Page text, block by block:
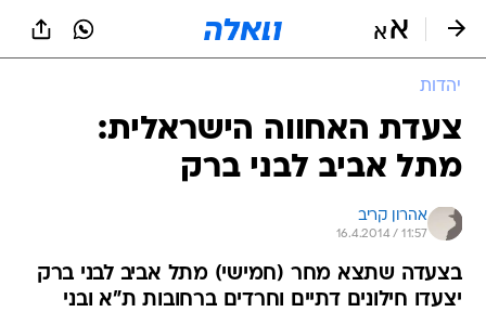
יהדות
צעדת האחווה הישראלית:
מתל אביב לבני ברק
אהרון קריב
16.4.2014 / 11:57
בצעדה שתצא מחר (חמישי) מתל אביב לבני ברק
יצעדו חילונים דתיים וחרדים ברחובות ת"א ובני